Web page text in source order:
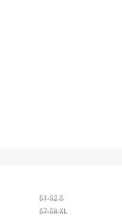
51-52 S
57-58 XL